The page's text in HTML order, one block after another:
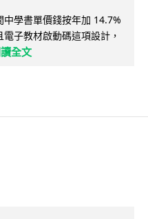
學書單價錢按年加 14.7%
子教材啟動碼這項設計，
全文